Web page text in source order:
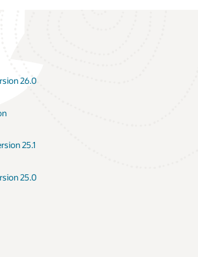
26.0
25.1
25.0